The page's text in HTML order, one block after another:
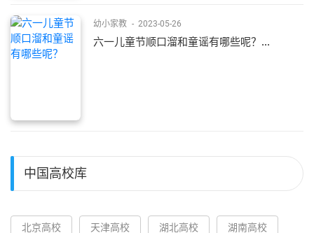
幼小家教 - 2023-05-26
六一儿童节顺口溜和童谣有哪些呢？...
中国高校库
北京高校 天津高校 湖北高校 湖南高校